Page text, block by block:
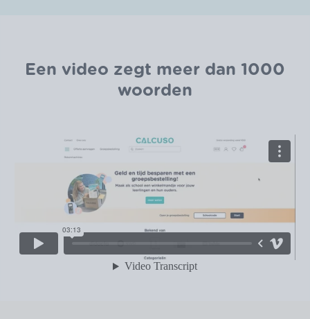
Een video zegt meer dan 1000
woorden